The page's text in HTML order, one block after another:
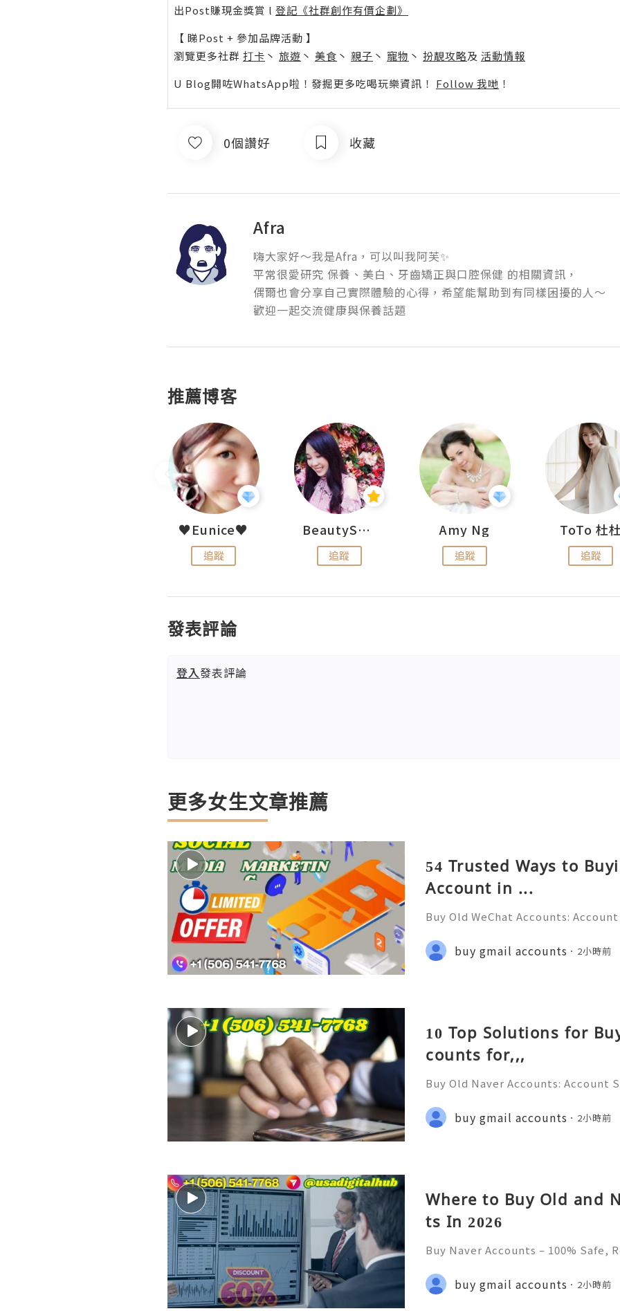
出Post賺現金獎賞 l 登記《社群創作有價企劃》
【 睇Post + 參加品牌活動 】
瀏覽更多社群 打卡 丶 旅遊 丶 美食 丶 親子 丶 寵物 丶 扮靚攻略及 活動情報
U Blog開咗WhatsApp啦！發掘更多吃喝玩樂資訊！ Follow 我哋 ！
0個讚好 收藏
Afra
嗨大家好～我是Afra，可以叫我阿芙✨
平常很愛研究 保養、美白、牙齒矯正與口腔保健 的相關資訊，
偶爾也會分享自己實際體驗的心得，希望能幫助到有同樣困擾的人～
歡迎一起交流健康與保養話題
推薦博客
♥Eunice♥
追蹤
BeautySearch
追蹤
Amy Ng
追蹤
ToTo 杜
追蹤
發表評論
登入發表評論
更多女生文章推薦
54 Trusted Ways to
Account in ...
Buy Old WeChat Accounts:
💲💫🌐✨💎Fast & Reliable 24/7
✨💎WhatsApp :+1 (506) 541-7768
buy gmail accounts 2小時前
10 Top Solutions for
counts for,,,
Buy Old Naver Accounts:
💲💫🌐✨💎Fast & Reliable 24/7
✨💎WhatsApp :+1 (506) 541-7768
buy gmail accounts 2小時前
Where to Buy Old and
ts In 2026
Buy Naver Accounts – 100% Safe,
💎WhatsApp :+1 (506) 541-7768
digitalhub 💫💎💲💫🌐✨💎Discord:
buy gmail accounts 2小時前